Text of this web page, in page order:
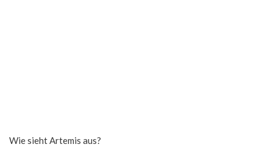
Wie sieht Artemis aus?